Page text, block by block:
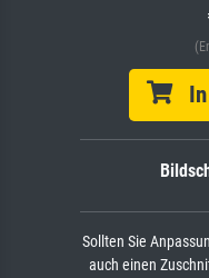
In
Sollten Sie
auch einen